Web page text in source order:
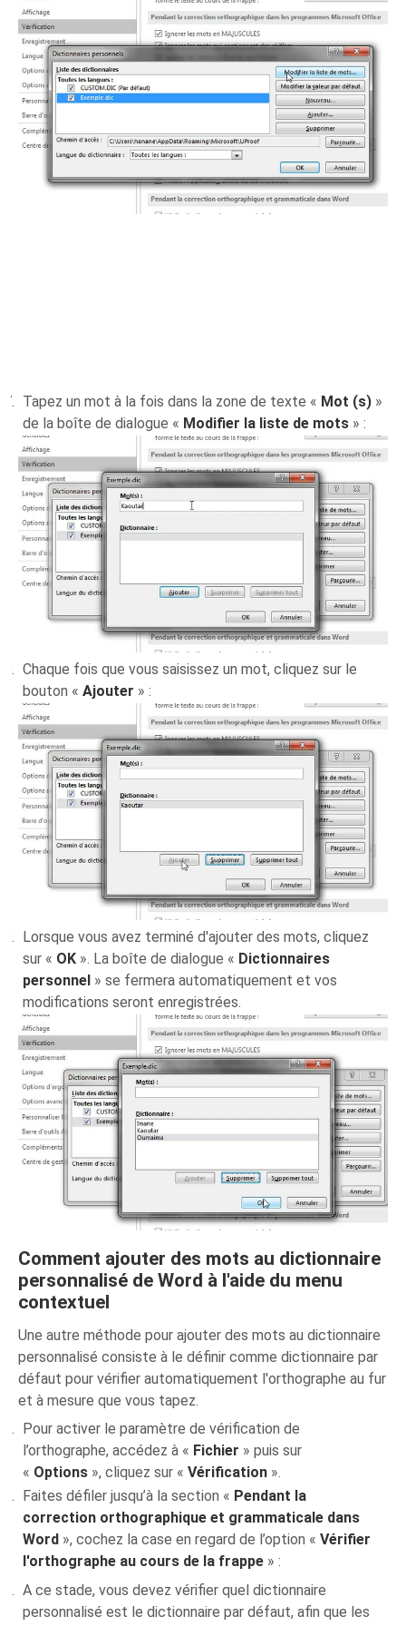
Tapez un mot à la fois dans la zone de texte « Mot (s) »
de la boîte de dialogue « Modifier la liste de mots » :
Chaque fois que vous saisissez un mot, cliquez sur le
bouton «Ajouter » :
Lorsque vous avez terminé d'ajouter des mots, cliquez
sur « OK ». La boîte de dialogue « Dictionnaires
personnel » se fermera automatiquement et vos
modifications seront enregistrées.
Comment ajouter des mots au dictionnaire
personnalisé de Word à l'aide du menu
contextuel
Une autre méthode pour ajouter des mots au dictionnaire
personnalisé consiste à le définir comme dictionnaire par
défaut pour vérifier automatiquement l'orthographe au fur
et à mesure que vous tapez.
Pour activer le paramètre de vérification de
l’orthographe, accédez à « Fichier » puis sur
« Options », cliquez sur «Vérification ».
Faites défiler jusqu’à la section « Pendant la
correction orthographique et grammaticale dans
Word », cochez la case en regard de l’option «Vérifier
l'orthographe au cours de la frappe » :
A ce stade, vous devez vérifier quel dictionnaire
personnalisé est le dictionnaire par défaut, afin que les